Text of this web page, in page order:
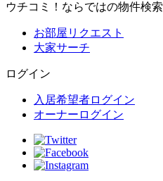
ウチコミ！ならではの物件検索
お部屋リクエスト
大家サーチ
ログイン
入居希望者ログイン
オーナーログイン